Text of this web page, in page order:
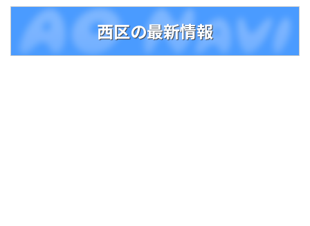
サービス 」が当たる SNS 投稿キャンペーンを
開催。大切な人と想いをつなぐ特別なクリスマ
スを、スカイビルでお過ごしください。
西区の最新情報